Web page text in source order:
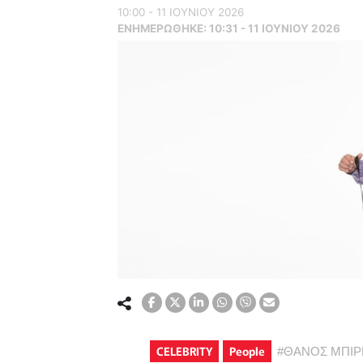
10:00 - 11 ΙΟΥΝΙΟΥ 2026
ΕΝΗΜΕΡΏΘΗΚΕ: 10:31 - 11 ΙΟΥΝΙΟΥ 2026
CELEBRITY People #ΘΑΝΟΣ